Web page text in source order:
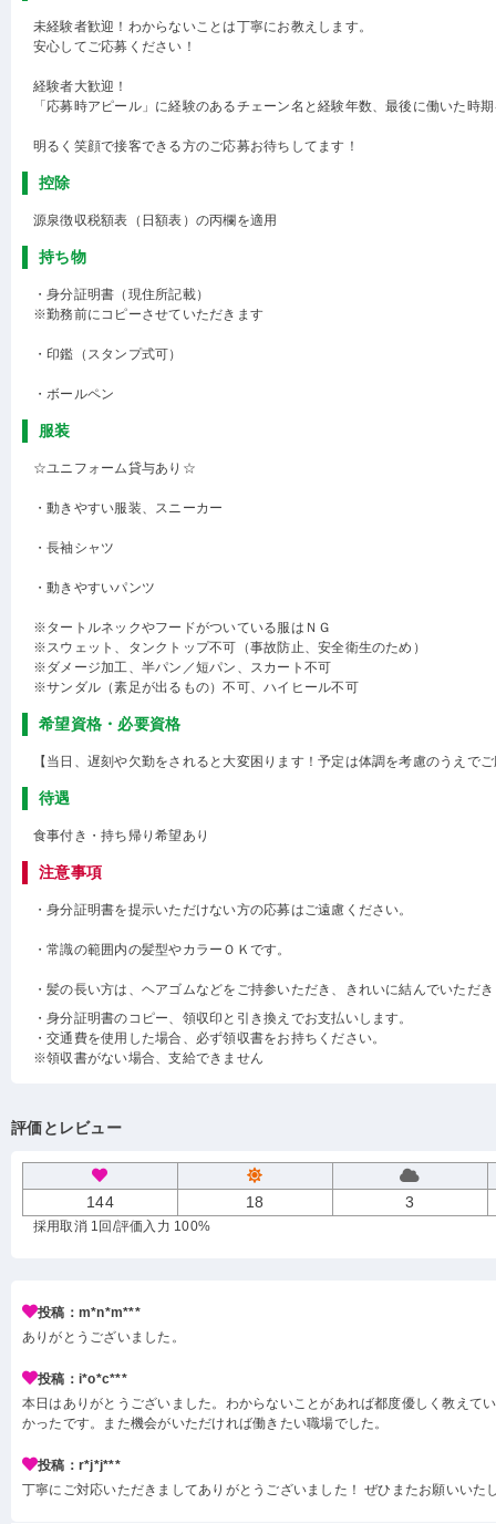
未経験者歓迎！わからないことは丁寧にお教えします。
安心してご応募ください！
経験者大歓迎！
「応募時アピール」に経験のあるチェーン名と経験年数、最後に働いた時
明るく笑顔で接客できる方のご応募お待ちしてます！
控除
源泉徴収税額表（日額表）の丙欄を適用
持ち物
・身分証明書（現住所記載）
※勤務前にコピーさせていただきます
・印鑑（スタンプ式可）
・ボールペン
服装
☆ユニフォーム貸与あり☆
・動きやすい服装、スニーカー
・長袖シャツ
・動きやすいパンツ
※タートルネックやフードがついている服はＮＧ
※スウェット、タンクトップ不可（事故防止、安全衛生のため）
※ダメージ加工、半パン／短パン、スカート不可
※サンダル（素足が出るもの）不可、ハイヒール不可
希望資格・必要資格
【当日、遅刻や欠勤をされると大変困ります！予定は体調を考慮のうえで
待遇
食事付き・持ち帰り希望あり
注意事項
・身分証明書を提示いただけない方の応募はご遠慮ください。
・常識の範囲内の髪型やカラーＯＫです。
・髪の長い方は、ヘアゴムなどをご持参いただき、きれいに結んでいただ
・身分証明書のコピー、領収印と引き換えでお支払いします。
・交通費を使用した場合、必ず領収書をお持ちください。
※領収書がない場合、支給できません
評価とレビュー
144 18 3
採用取消 1回 /評価入力 100%
投稿：m*n*m***
ありがとうございました。
投稿：i*o*c***
本日はありがとうございました。わからないことがあれば都度優しく教えて
かったです。また機会がいただければ働きたい職場でした。
投稿：r*j*j***
丁寧にご対応いただきましてありがとうございました！ ぜひまたお願いいた